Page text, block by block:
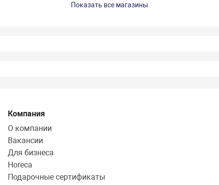
Показать все магазины
Компания
О компании
Вакансии
Для бизнеса
Horeca
Подарочные сертификаты